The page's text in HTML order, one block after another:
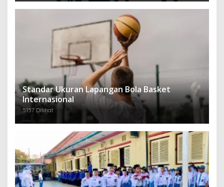
Standar Ukuran Lapangan Bola Basket
Internasional
5157 Dilihat